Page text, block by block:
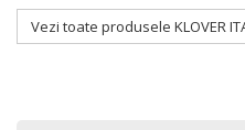
Vezi toate produsele KLOVER